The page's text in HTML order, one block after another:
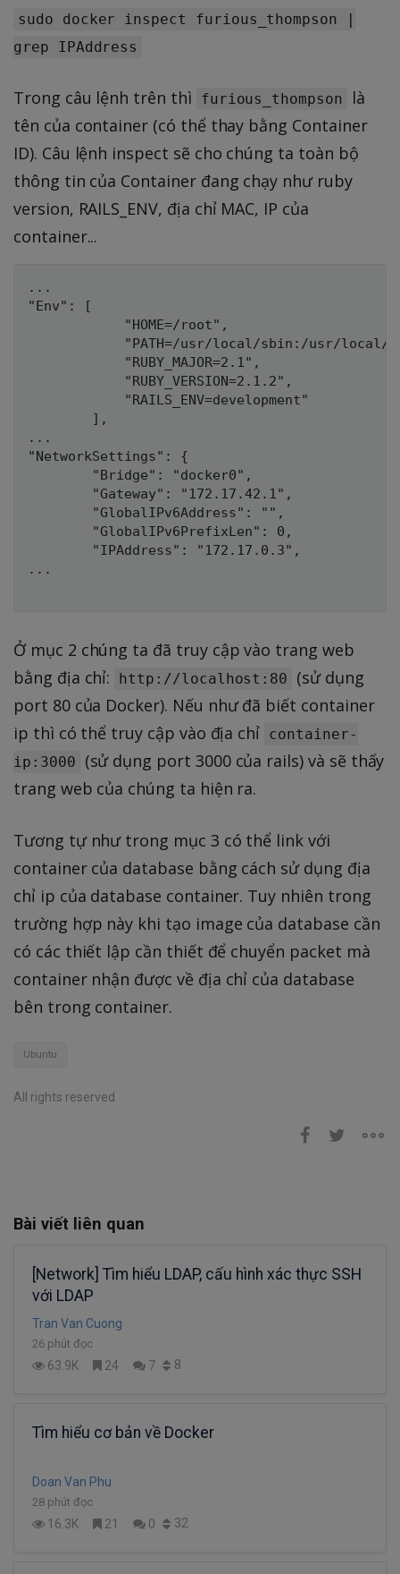
sudo docker inspect furious_thompson |
grep IPAddress
Trong câu lệnh trên thì furious_thompson
là
tên của container (có thể thay bằng Container
ID). Câu lệnh inspect sẽ cho chúng ta toàn bộ
thông tin của Container đang chạy như ruby
version, RAILS_ENV, địa chỉ MAC, IP của
container...
...
"Env": [
            "HOME=/root",
"PATH=/usr/local/sbin:/usr/local/
            "RUBY_MAJOR=2.1",
            "RUBY_VERSION=2.1.2",
            "RAILS_ENV=development"
        ],
...
"NetworkSettings": {
        "Bridge": "docker0",
        "Gateway": "172.17.42.1",
        "GlobalIPv6Address": "",
        "GlobalIPv6PrefixLen": 0,
        "IPAddress": "172.17.0.3",
...
Ở mục 2 chúng ta đã truy cập vào trang web
bằng địa chỉ:
http://localhost:80
(sử dụng
port 80 của Docker). Nếu như đã biết container
ip thì có thể truy cập vào địa chỉ
container-
ip:3000
(sử dụng port 3000 của rails) và sẽ thấy
trang web của chúng ta hiện ra.
Tương tự như trong mục 3 có thể link với
container của database bằng cách sử dụng địa
chỉ ip của database container. Tuy nhiên trong
trường hợp này khi tạo image của database cần
có các thiết lập cần thiết để chuyển packet mà
container nhận được về địa chỉ của database
bên trong container.
Ubuntu
All rights reserved
Bài viết liên quan
[Network] Tìm hiểu LDAP, cấu hình xác thực SSH
với LDAP
Tran Van Cuong
26 phút đọc
63.9K 24 7 8
Tìm hiểu cơ bản về Docker
Doan Van Phu
28 phút đọc
16.3K 21 0 32